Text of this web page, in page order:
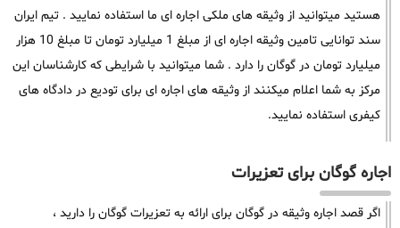
هستید میتوانید از وثیقه های ملکی اجاره ای ما استفاده نمایید . تیم ایران
سند توانایی تامین وثیقه اجاره ای از مبلغ 1 میلیارد تومان تا مبلغ 10 هزار
میلیارد تومان در گوگان را دارد . شما میتوانید با شرایطی که کارشناسان این
مرکز به شما اعلام میکنند از وثیقه های اجاره ای برای تودیع در دادگاه های
کیفری استفاده نمایید.
اجاره گوگان برای تعزیرات
اگر قصد اجاره وثیقه در گوگان برای ارائه به تعزیرات گوگان را دارید ،